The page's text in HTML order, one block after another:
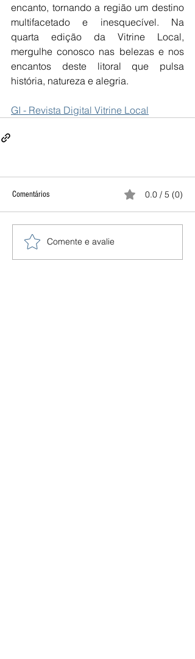
encanto, tornando a região um destino
multifacetado e inesquecível. Na
quarta edição da Vitrine Local,
mergulhe conosco nas belezas e nos
encantos deste litoral que pulsa
história, natureza e alegria.
GI - Revista Digital Vitrine Local
Comentários 0.0 / 5 (0)
Comente e avalie